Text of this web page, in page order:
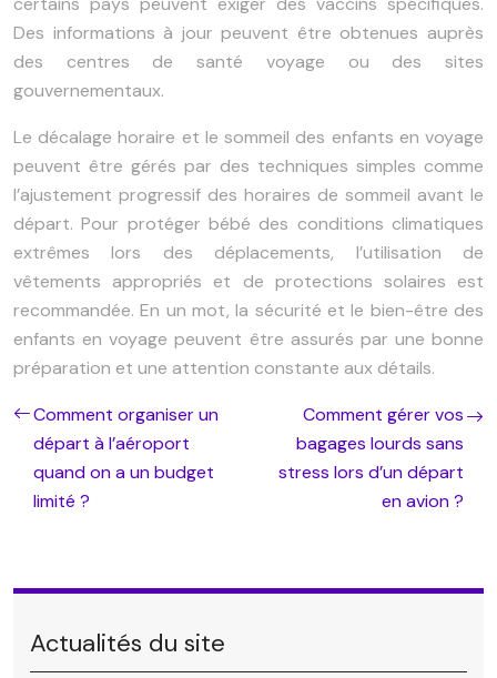
Des informations à jour peuvent être obtenues auprès
des centres de santé voyage ou des sites
gouvernementaux.
Le décalage horaire et le sommeil des enfants en voyage
peuvent être gérés par des techniques simples comme
l’ajustement progressif des horaires de sommeil avant le
départ. Pour protéger bébé des conditions climatiques
extrêmes lors des déplacements, l’utilisation de
vêtements appropriés et de protections solaires est
recommandée. En un mot, la sécurité et le bien-être des
enfants en voyage peuvent être assurés par une bonne
préparation et une attention constante aux détails.
Comment organiser un
départ à l’aéroport
quand on a un budget
limité ?
Comment gérer vos
bagages lourds sans
stress lors d’un départ
en avion ?
Actualités du site